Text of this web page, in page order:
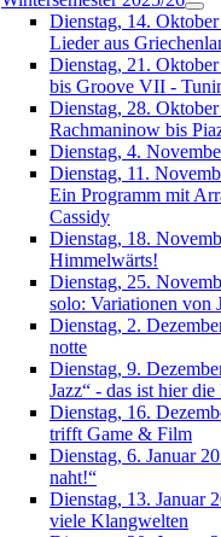
Dienstag, 14.
Lieder aus
Dienstag, 21.
bis Groove VII -
Dienstag, 28.
Rachmaninow bis
Dienstag, 4.
Dienstag, 11.
Ein Programm mit
Cassidy
Dienstag, 18.
Himmelwärts!
Dienstag, 25.
solo: Variationen von
Dienstag, 2.
notte
Dienstag, 9.
Jazz“ - das ist hier die
Dienstag, 16.
trifft Game & Film
Dienstag, 6. Januar
naht!“
Dienstag, 13. Januar
viele Klangwelten